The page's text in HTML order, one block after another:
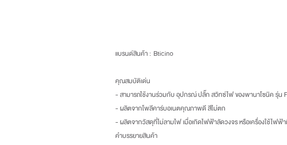
แบรนด์สินค้า : Bticino
คุณสมบัติเด่น
- สามารถใช้งานร่วมกับ อุปกรณ์ ปลั๊ก สวิทซ์ไฟ ของพานาโซนิค รุ่น
- ผลิตจากโพลีคาร์บอเนตคุณภาพดี สีไม่ตก
- ผลิตจากวัสดุที่ไม่ลามไฟ เมื่อเกิดไฟฟ้าลัดวงจร หรือเครื่องใช้ไฟ
คำบรรยายสินค้า